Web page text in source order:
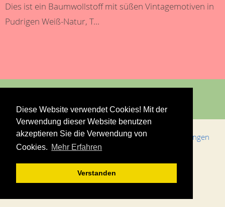
Diese Website verwendet Cookies! Mit der
Verwendung dieser Website benutzen
akzeptieren Sie die Verwendung von
Cookies. Mehr Erfahren
Verstanden
Dies ist ein Baumwollstoff mit süßen Vintagemotiven in
Pudrigen Weiß-Natur, T...
Bestellungen & Versand
Allgemeine Geschäftsbedingungen
Impressum
Datenschutz
© 2013 neckels-living.de | Holger Neckel